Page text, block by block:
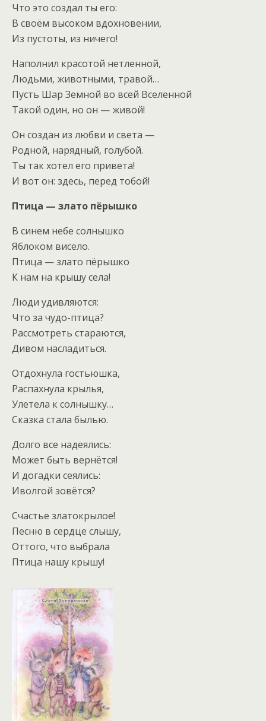
Что это создал ты его:
В своём высоком вдохновении,
Из пустоты, из ничего!
Наполнил красотой нетленной,
Людьми, животными, травой…
Пусть Шар Земной во всей Вселенной
Такой один, но он — живой!
Он создан из любви и света —
Родной, нарядный, голубой.
Ты так хотел его привета!
И вот он: здесь, перед тобой!
Птица — злато пёрышко
В синем небе солнышко
Яблоком висело.
Птица — злато пёрышко
К нам на крышу села!
Люди удивляются:
Что за чудо-птица?
Рассмотреть стараются,
Дивом насладиться.
Отдохнула гостьюшка,
Распахнула крылья,
Улетела к солнышку…
Сказка стала былью.
Долго все надеялись:
Может быть вернётся!
И догадки сеялись:
Иволгой зовётся?
Счастье златокрылое!
Песню в сердце слышу,
Оттого, что выбрала
Птица нашу крышу!